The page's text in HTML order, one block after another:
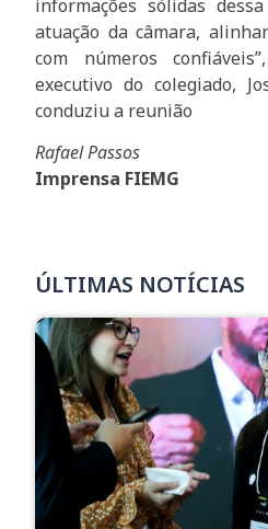
informações sólidas
atuação da câmara,
com números
executivo do colegiado,
conduziu a reunião
Rafael Passos
Imprensa FIEMG
ÚLTIMAS NOTÍCIAS